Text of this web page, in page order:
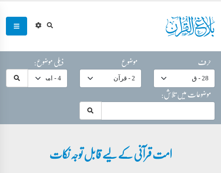
حرف موضوع
ذیلی موضوع:
موضوعات میں تلاش:
امت قرآنی کے لیے قابل توجہ نکات